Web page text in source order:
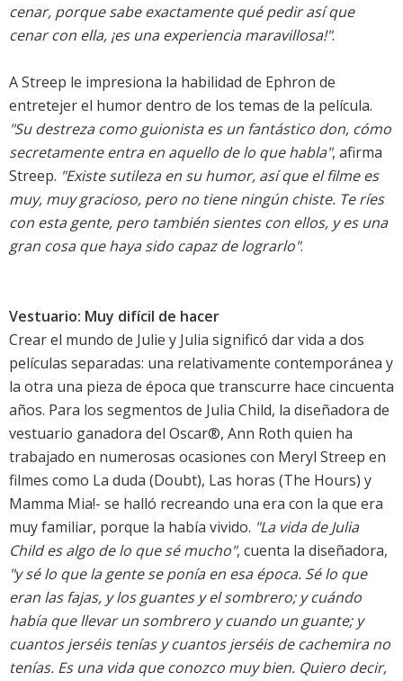
cenar, porque sabe exactamente qué pedir así que
cenar con ella, ¡es una experiencia maravillosa!".
A Streep le impresiona la habilidad de Ephron de
entretejer el humor dentro de los temas de la película.
"Su destreza como guionista es un fantástico don, cómo
secretamente entra en aquello de lo que habla", afirma
Streep. "Existe sutileza en su humor, así que el filme es
muy, muy gracioso, pero no tiene ningún chiste. Te ríes
con esta gente, pero también sientes con ellos, y es una
gran cosa que haya sido capaz de lograrlo".
Vestuario: Muy difícil de hacer
Crear el mundo de Julie y Julia significó dar vida a dos
películas separadas: una relativamente contemporánea y
la otra una pieza de época que transcurre hace cincuenta
años. Para los segmentos de Julia Child, la diseñadora de
vestuario ganadora del Oscar®, Ann Roth quien ha
trabajado en numerosas ocasiones con Meryl Streep en
filmes como La duda (Doubt), Las horas (The Hours) y
Mamma Mia!- se halló recreando una era con la que era
muy familiar, porque la había vivido. "La vida de Julia
Child es algo de lo que sé mucho", cuenta la diseñadora,
"y sé lo que la gente se ponía en esa época. Sé lo que
eran las fajas, y los guantes y el sombrero; y cuándo
había que llevar un sombrero y cuando un guante; y
cuantos jerséis tenías y cuantos jerséis de cachemira no
tenías. Es una vida que conozco muy bien. Quiero decir,